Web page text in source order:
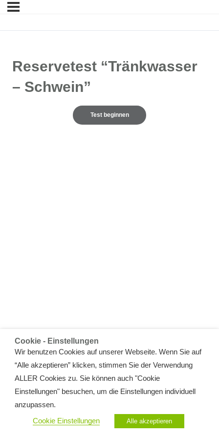
Reservetest “Tränkwasser
– Schwein”
Cookie - Einstellungen
Wir benutzen Cookies auf unserer Webseite. Wenn Sie auf
“Alle akzeptieren” klicken, stimmen Sie der Verwendung
ALLER Cookies zu. Sie können auch "Cookie
Einstellungen" besuchen, um die Einstellungen individuell
anzupassen.
Cookie Einstellungen Alle akzeptieren